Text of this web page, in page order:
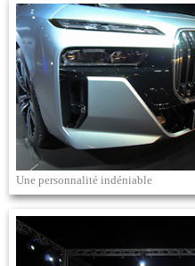
Une personnalité indéniable